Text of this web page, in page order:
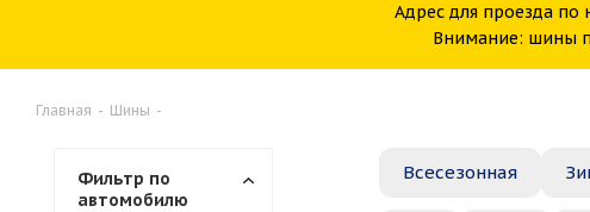
Адрес для проезда по
Внимание: шины
Главная - Шины -
Всесезонная
Фильтр по
автомобилю